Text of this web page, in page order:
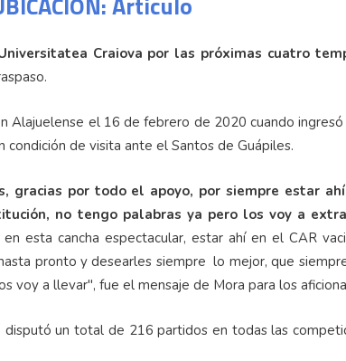
Craiova por las próximas cuatro
Alajuelense el 16 de febrero de 2020 cuando
condición de visita ante el Santos de Guápiles.
gracias por todo el apoyo, por siempre estar
no tengo palabras ya pero los voy a
esta cancha espectacular, estar ahí en el CAR
pronto y desearles siempre lo mejor, que
voy a llevar", fue el mensaje de Mora para los
disputó un total de 216 partidos en todas las